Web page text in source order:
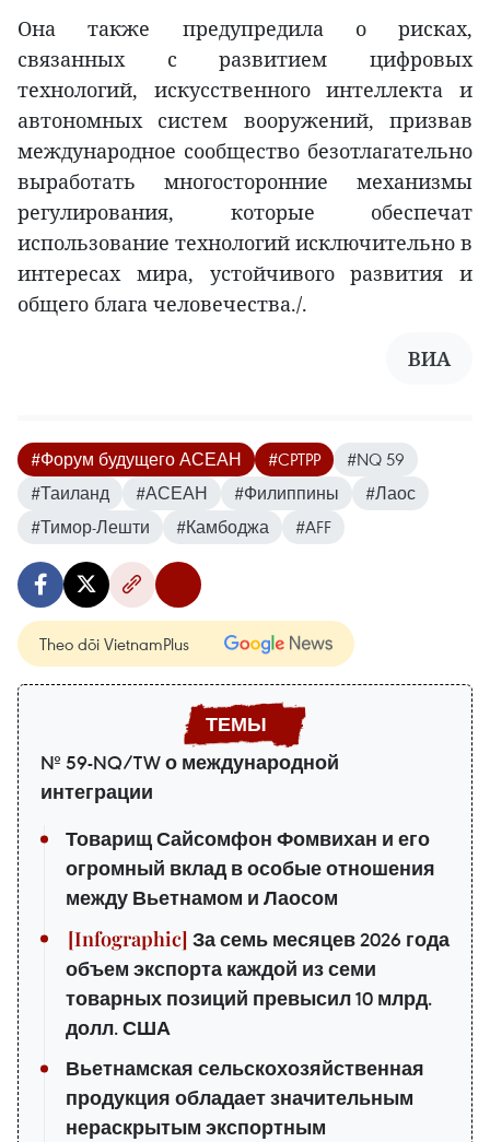
Она также предупредила о рисках,
связанных с развитием цифровых
технологий, искусственного интеллекта и
автономных систем вооружений, призвав
международное сообщество безотлагательно
выработать многосторонние механизмы
регулирования, которые обеспечат
использование технологий исключительно в
интересах мира, устойчивого развития и
общего блага человечества./.
ВИА
#Форум будущего АСЕАН #CPTPP
#NQ 59
#Таиланд
#АСЕАН #Филиппины
#Лаос
#Тимор-Лешти
#Камбоджа #AFF
Theo dõi VietnamPlus
№ 59-NQ/TW о международной
интеграции
Товарищ Сайсомфон Фомвихан и его
огромный вклад в особые отношения
между Вьетнамом и Лаосом
За семь месяцев 2026 года
объем экспорта каждой из семи
товарных позиций превысил 10 млрд.
долл. США
Вьетнамская сельскохозяйственная
продукция обладает значительным
нераскрытым экспортным